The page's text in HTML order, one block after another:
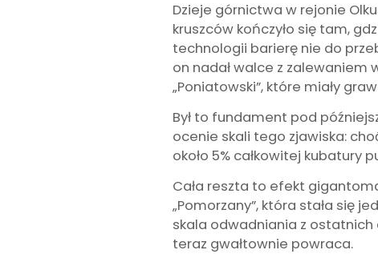
Dzieje górnictwa w rejonie
kruszców kończyło się tam,
technologii barierę nie do
on nadał walce z zalewaniem
„Poniatowski”, które miały
Był to fundament pod
ocenie skali tego zjawiska:
około 5% całkowitej kubatury
Cała reszta to efekt
„Pomorzany”, która stała się
skala odwadniania z ostatnich
teraz gwałtownie powraca.